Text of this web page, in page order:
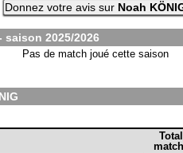
Donnez votre avis sur Noah
saison 2025/2026
Pas de match joué cette saison
Total